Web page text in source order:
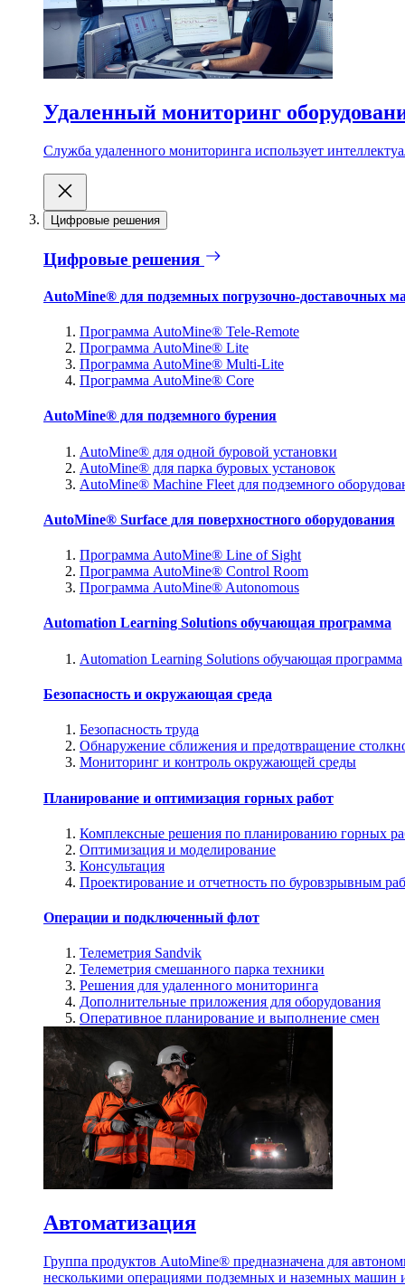
Удаленный мониторинг
Служба удаленного мониторинга использует
Цифровые решения
Цифровые решения
AutoMine® для подземных погрузочно-доставочных
Программа AutoMine® Tele-Remote
Программа AutoMine® Lite
Программа AutoMine® Multi-Lite
Программа AutoMine® Core
AutoMine® для подземного бурения
AutoMine® для одной буровой установки
AutoMine® для парка буровых установок
AutoMine® Machine Fleet для подземного
AutoMine® Surface для поверхностного оборудования
Программа AutoMine® Line of Sight
Программа AutoMine® Control Room
Программа AutoMine® Autonomous
Automation Learning Solutions обучающая программа
Automation Learning Solutions обучающая программа
Безопасность и окружающая среда
Безопасность труда
Обнаружение сближения и предотвращение
Мониторинг и контроль окружающей среды
Планирование и оптимизация горных работ
Комплексные решения по планированию горных
Оптимизация и моделирование
Консультация
Проектирование и отчетность по буровзрывным
Операции и подключенный флот
Телеметрия Sandvik
Телеметрия смешанного парка техники
Решения для удаленного мониторинга
Дополнительные приложения для оборудования
Оперативное планирование и выполнение смен
Автоматизация
Группа продуктов AutoMine® предназначена для
несколькими операциями подземных и наземных машин